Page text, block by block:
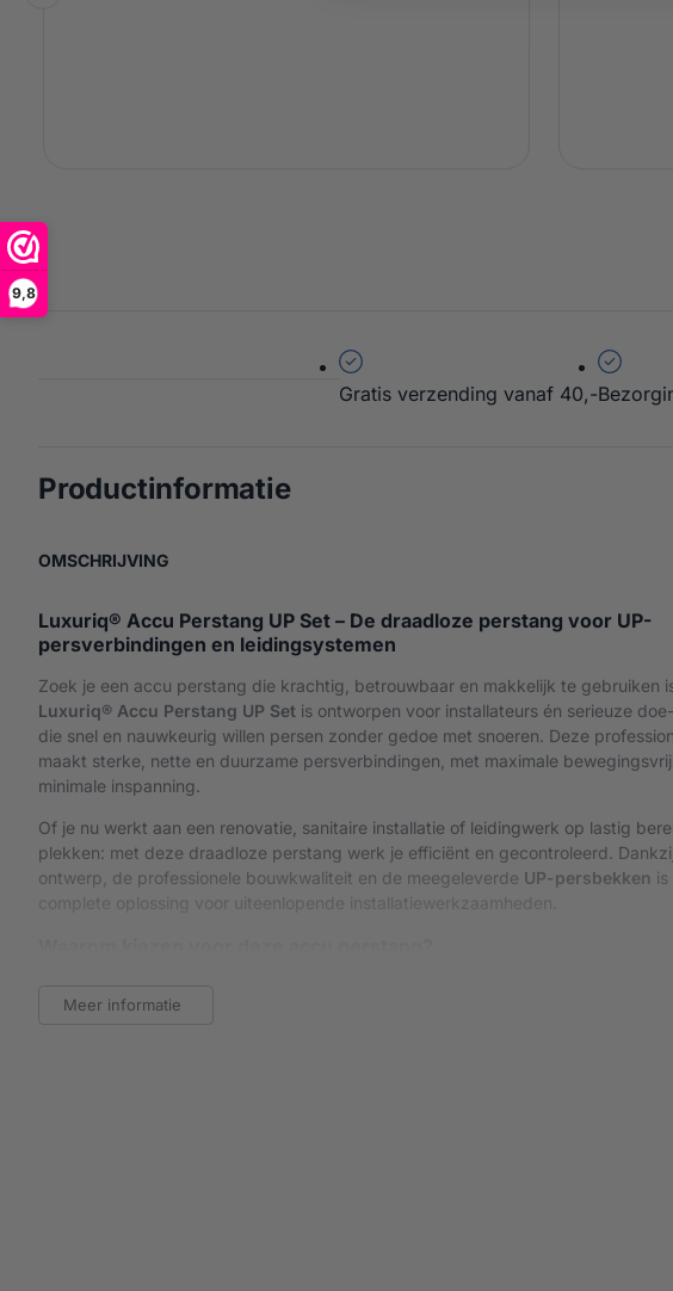
9,8
Gratis verzending vanaf 40,-
Productinformatieover Professionele Accu
OMSCHRIJVING
Luxuriq® Accu Perstang UP Set – De draadloze perstang voor UP-
persverbindingen en leidingsystemen
Zoek je een accu perstang die krachtig, betrouwbaar en makkelijk te gebruiken
Luxuriq® Accu Perstang UP Set is ontworpen voor installateurs én serieuze
die snel en nauwkeurig willen persen zonder gedoe met snoeren. Deze
maakt sterke, nette en duurzame persverbindingen, met maximale
minimale inspanning.
Of je nu werkt aan een renovatie, sanitaire installatie of leidingwerk op lastig
plekken: met deze draadloze perstang werk je efficiënt en gecontroleerd.
ontwerp, de professionele bouwkwaliteit en de meegeleverde UP-persbekken is
complete oplossing voor uiteenlopende installatiewerkzaamheden.
Meer informatie